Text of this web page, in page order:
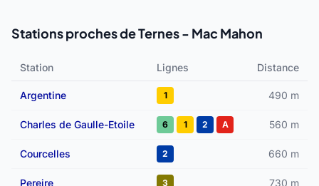
Stations proches de Ternes - Mac Mahon
Station Lignes Distance
Argentine 1 490 m
Charles de Gaulle-Etoile 6 1 2 A 560 m
Courcelles 2 660 m
Pereire 3 730 m